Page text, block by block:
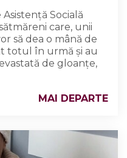
Socială
care, unii
să dea o mână de
totul în urmă și au
de gloanțe,
MAI DEPARTE